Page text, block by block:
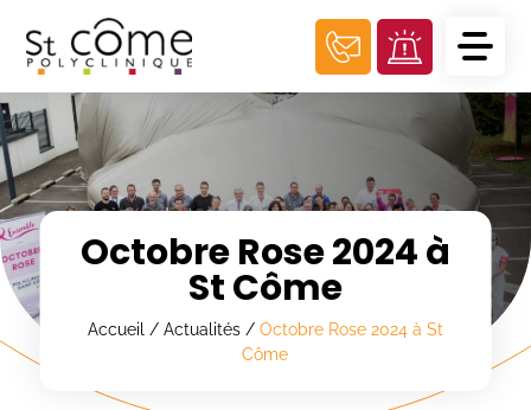
Octobre Rose 2024 à
St Côme
Accueil / Actualités/ Octobre Rose 2024 à St
Côme